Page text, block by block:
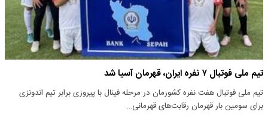
تیم ملی فوتبال ۷ نفره ایران، قهرمان آسیا شد
تیم ملی فوتبال هفت نفره کشورمان در مرحله فینال با پیروزی برابر تیم اندونزی
برای سومین بار قهرمان رقابت‌های قهرمانی…